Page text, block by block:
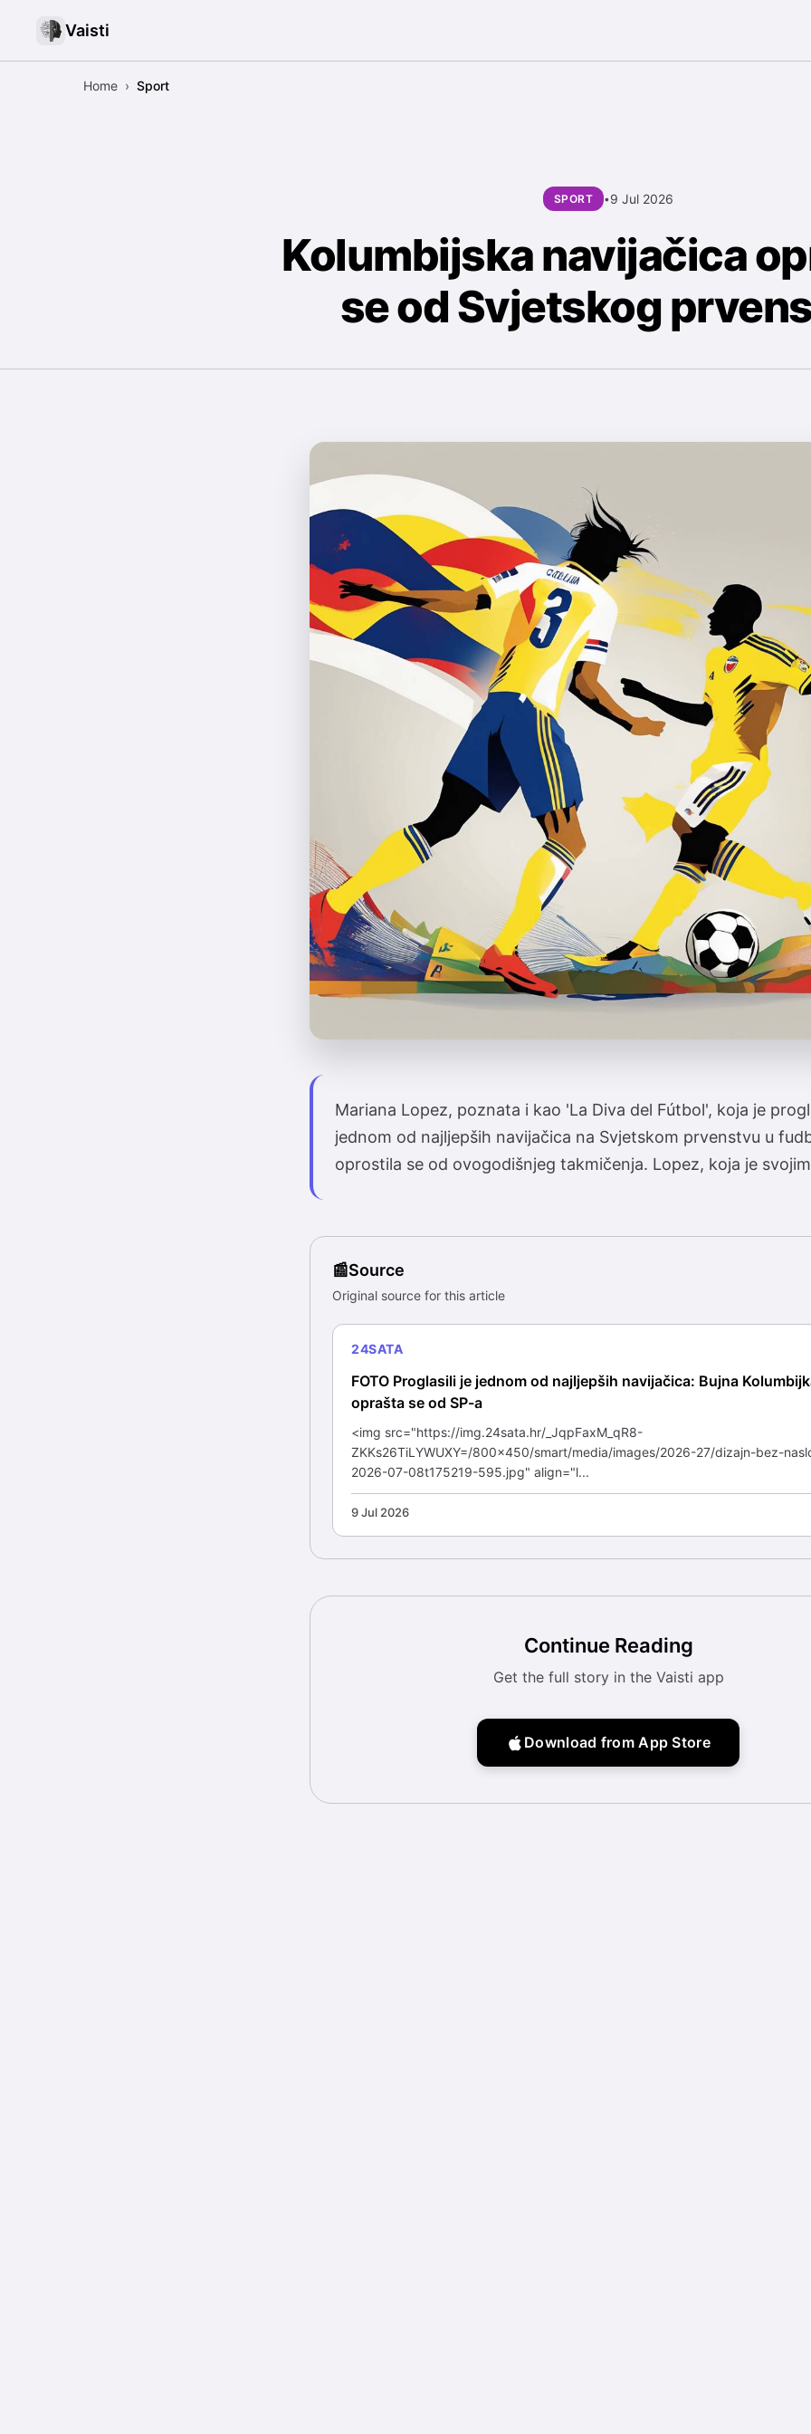
Vaisti
Home › Sport
SPORT •9 Jul 2026
Kolumbijska navijačica
se od Svjetskog
Mariana Lopez, poznata i kao 'La Diva del Fútbol', koja je
jednom od najljepših navijačica na Svjetskom prvenstvu u
oprostila se od ovogodišnjeg takmičenja. Lopez, koja je
Source
Original source for this article
24SATA
FOTO Proglasili je jednom od najljepših navijačica: Bujna
oprašta se od SP-a
<img src="https://img.24sata.hr/_JqpFaxM_qR8-
ZKKs26TiLYWUXY=/800x450/smart/media/images/2026-27/dizajn-bez-
2026-07-08t175219-595.jpg" align="l...
9 Jul 2026
Continue Reading
Get the full story in the Vaisti app
Download from App Store